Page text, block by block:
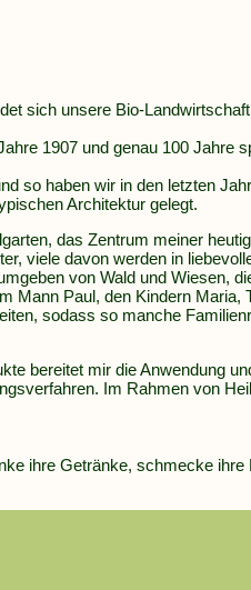
sich unsere Bio-
1907 und genau 100 Jahre
so haben wir in den letzten
Architektur gelegt.
das Zentrum meiner
viele davon werden in
von Wald und Wiesen,
Mann Paul, den Kindern Maria,
sodass so manche
bereitet mir die Anwendung
Im Rahmen von
ihre Getränke, schmecke